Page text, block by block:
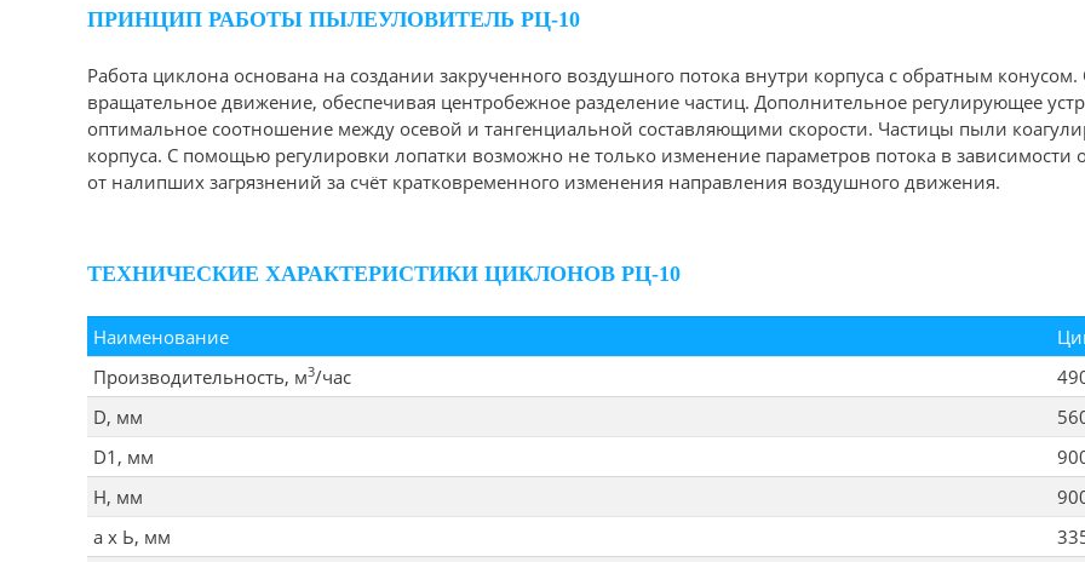
ПРИНЦИП РАБОТЫ ПЫЛЕУЛОВИТЕЛЬ РЦ-10
Работа циклона основана на создании закрученного воздушного потока внутри корпуса с обратным
вращательное движение, обеспечивая центробежное разделение частиц. Дополнительное регулирующее
оптимальное соотношение между осевой и тангенциальной составляющими скорости. Частицы пыли
корпуса. С помощью регулировки лопатки возможно не только изменение параметров потока в зависимости
от налипших загрязнений за счёт кратковременного изменения направления воздушного движения.
ТЕХНИЧЕСКИЕ ХАРАКТЕРИСТИКИ ЦИКЛОНОВ РЦ-10
Наименование
Производительность, м3/час
D, мм
D1, мм
Н, мм
а х Ь, мм